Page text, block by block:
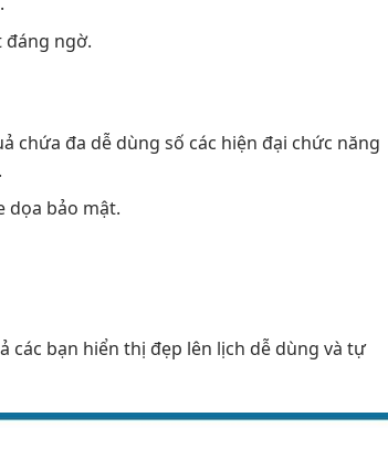
đáng ngờ.
chứa đa dễ dùng số các hiện đại chức năng
dọa bảo mật.
các bạn hiển thị đẹp lên lịch dễ dùng và tự